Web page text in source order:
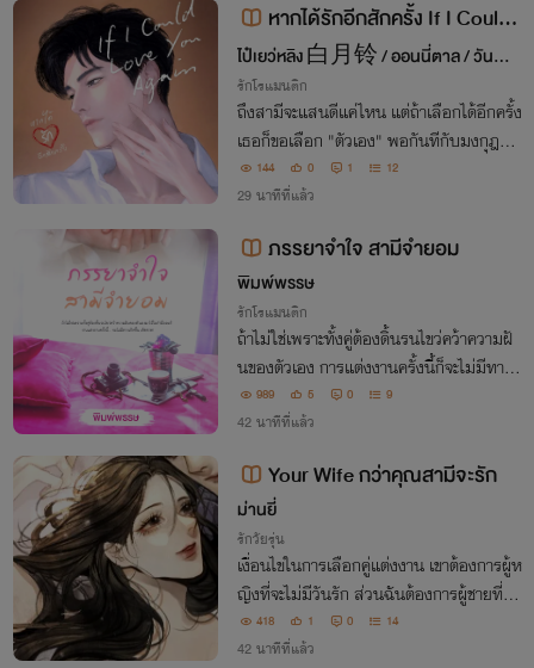
หากได้รักอีกสักครั้ง If I Could
Love You Again
ไป๋เยว่หลิง 白月铃 / ออนนี่ตาล / วันพุธ
สุดที่รัก
รักโรแมนติก
ถึงสามีจะแสนดีแค่ไหน แต่ถ้าเลือกได้อีกครั้ง
เธอก็ขอเลือก "ตัวเอง" พอกันทีกับมงกุฎศรี
ภรรยา จากนี้เธอคือช้างเท้าหน้าของตัวเอง ส่
วนเขาคือ 'สามีเก่า' ที่เธอจะปล่อยมือชั่วนิรัน
144 0 1 12
29 นาทีที่แล้ว
ภรรยาจำใจ สามีจำยอม
พิมพ์พรรษ
รักโรแมนติก
ถ้าไม่ใช่เพราะทั้งคู่ต้องดิ้นรนไขว่คว้าความฝั
นของตัวเอง การแต่งงานครั้งนี้ก็จะไม่มีทางเ
กิดขึ้น โดยเด็ดขาด
989 5 0 9
42 นาทีที่แล้ว
Your Wife กว่าคุณสามีจะรัก
ม่านยี่
รักวัยรุ่น
เงื่อนไขในการเลือกคู่แต่งงาน เขาต้องการผู้ห
ญิงที่จะไม่มีวันรัก ส่วนฉันต้องการผู้ชายที่รัก
มาเป็นสามี
418 1 0 14
42 นาทีที่แล้ว